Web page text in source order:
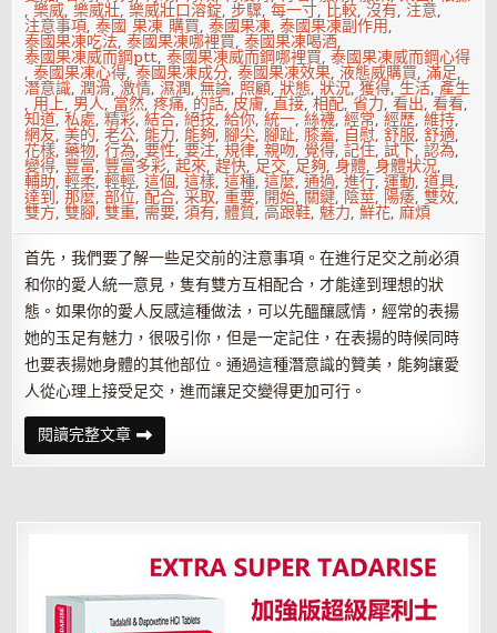
,樂威,樂威壯,樂威壯口溶錠,步驟,每一寸, 比較,沒有, 注意,
注意事項,泰國 果凍 購買,泰國果凍,泰國果凍副作用,
泰國果凍吃法,泰國果凍哪裡買,泰國果凍喝酒,
泰國果凍威而鋼ptt,泰國果凍威而鋼哪裡買,泰國果凍威而鋼心得
,泰國果凍心得,泰國果凍成分,泰國果凍效果,液態威購買,滿足,
潛意識,潤滑,激情,濕潤,無論, 照顧,狀態,狀況,獲得,生活,產生
, 用上, 男人, 當然,疼痛, 的話,皮膚,直接,相配,省力,看出,看看,
知道,私處,精彩,結合,絕技,給你,統一,絲襪,經常,經歷,維持,
網友,美的,老公, 能力, 能夠,腳尖,腳趾,膝蓋, 自慰,舒服,舒適,
花樣,藥物,行為,要性,要注,規律,親吻, 覺得,記住,試下,認為,
變得, 豐富, 豐富多彩,起來,趕快, 足交, 足夠,身體,身體狀況,
輔助,輕柔,輕輕,這個,這樣,這種,這麼,通過,進行,運動,道具,
達到,那麼,部位,配合,采取,重要, 開始, 關鍵, 陰莖, 陽痿,雙效,
雙方,雙腳,雙重, 需要,須有,體質,高跟鞋, 魅力,鮮花,麻煩
首先，我們要了解一些足交前的注意事項。在進行足交之前必須
和你的愛人統一意見，隻有雙方互相配合，才能達到理想的狀
態。如果你的愛人反感這種做法，可以先醞釀感情，經常的表揚
她的玉足有魅力，很吸引你，但是一定記住，在表揚的時候同時
也要表揚她身體的其他部位。通過這種潛意識的贊美，能夠讓愛
人從心理上接受足交，進而讓足交變得更加可行。
閱讀完整文章小
嬌
妻
的
方
式：
足
交